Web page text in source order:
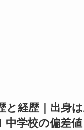
と経歴｜出身は
中学校の偏差